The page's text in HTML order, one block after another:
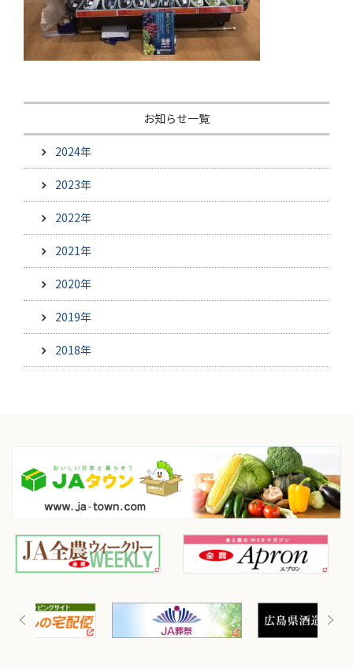
お知らせ一覧
2024年
2023年
2022年
2021年
2020年
2019年
2018年